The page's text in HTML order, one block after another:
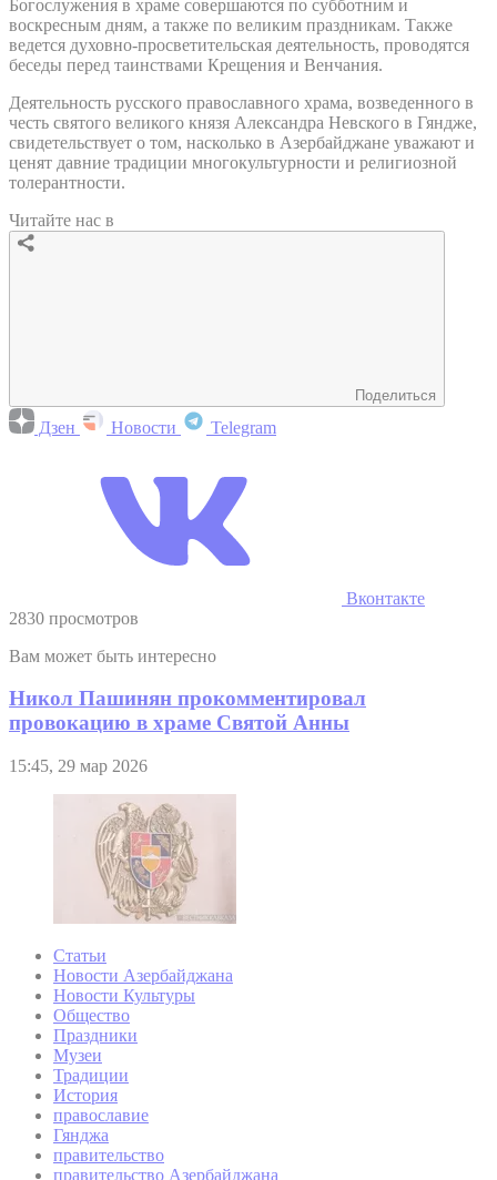
Богослужения в храме совершаются по субботним и
воскресным дням, а также по великим праздникам. Также
ведется духовно-просветительская деятельность, проводятся
беседы перед таинствами Крещения и Венчания.
Деятельность русского православного храма, возведенного в
честь святого великого князя Александра Невского в Гяндже,
свидетельствует о том, насколько в Азербайджане уважают и
ценят давние традиции многокультурности и религиозной
толерантности.
Читайте нас в
Поделиться
Дзен Новости Telegram
Вконтакте
2830 просмотров
Вам может быть интересно
Никол Пашинян прокомментировал
провокацию в храме Святой Анны
15:45, 29 мар 2026
Статьи
Новости Азербайджана
Новости Культуры
Общество
Праздники
Музеи
Традиции
История
православие
Гянджа
правительство
правительство Азербайджана